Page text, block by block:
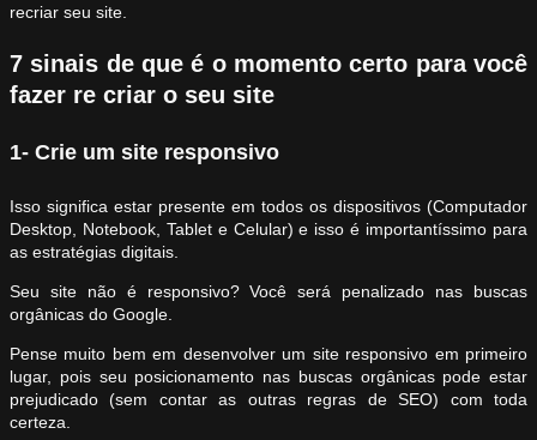
recriar seu site.
7 sinais de que é o momento certo para você
fazer re criar o seu site
1- Crie um site responsivo
Isso significa estar presente em todos os dispositivos (Computador
Desktop, Notebook, Tablet e Celular) e isso é importantíssimo para
as estratégias digitais.
Seu site não é responsivo? Você será penalizado nas buscas
orgânicas do Google.
Pense muito bem em desenvolver um site responsivo em primeiro
lugar, pois seu posicionamento nas buscas orgânicas pode estar
prejudicado (sem contar as outras regras de SEO) com toda
certeza.